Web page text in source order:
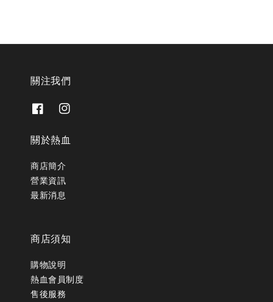
關注我們
關於熱血
商店簡介
營業資訊
最新消息
商店須知
購物說明
熱血會員制度
售後服務